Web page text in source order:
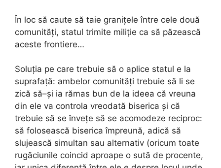
În loc să caute să taie granițele între cele două
comunități, statul trimite miliție ca să păzească
aceste frontiere…
Soluția pe care trebuie să o aplice statul e la
suprafață: ambelor comunități trebuie să li se
zică să–și ia rămas bun de la ideea că vreuna
din ele va controla vreodată biserica și că
trebuie să se învețe să se acomodeze reciproc:
să folosească biserica împreună, adică să
slujească simultan sau alternativ (oricum toate
rugăciunile coincid aproape o sută de procente,